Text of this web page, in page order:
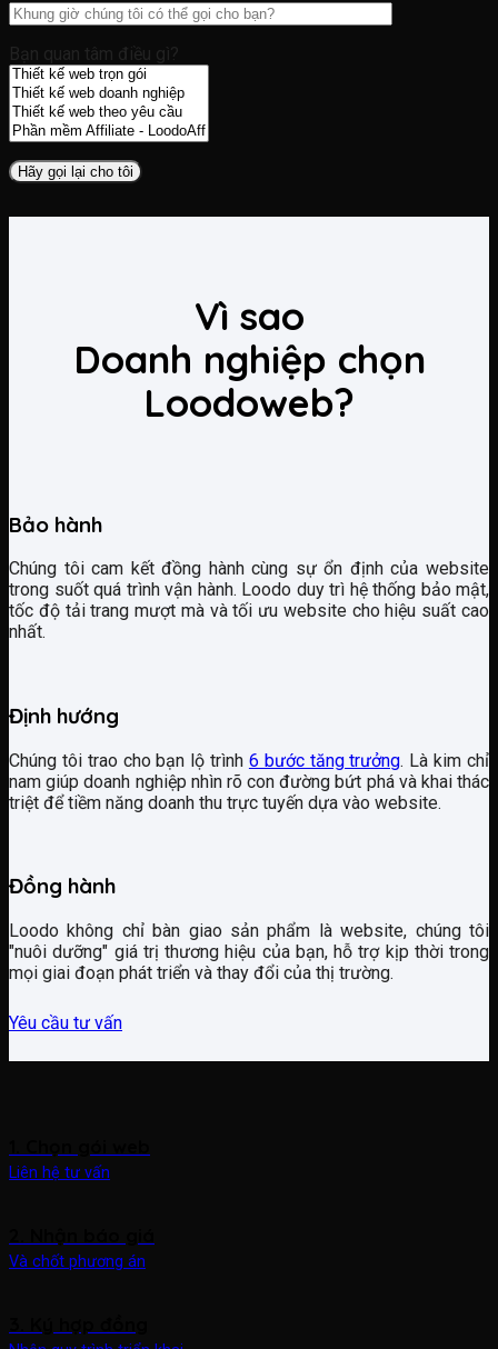
Bạn quan tâm điều gì?
Vì sao
Doanh nghiệp chọn
Loodoweb?
Bảo hành
Chúng tôi cam kết đồng hành cùng sự ổn định của website
trong suốt quá trình vận hành. Loodo duy trì hệ thống bảo mật,
tốc độ tải trang mượt mà và tối ưu website cho hiệu suất cao
nhất.
Định hướng
Chúng tôi trao cho bạn lộ trình 6 bước tăng trưởng. Là kim chỉ
nam giúp doanh nghiệp nhìn rõ con đường bứt phá và khai thác
triệt để tiềm năng doanh thu trực tuyến dựa vào website.
Đồng hành
Loodo không chỉ bàn giao sản phẩm là website, chúng tôi
"nuôi dưỡng" giá trị thương hiệu của bạn, hỗ trợ kịp thời trong
mọi giai đoạn phát triển và thay đổi của thị trường.
Yêu cầu tư vấn
Liên hệ tư vấn
Và chốt phương án